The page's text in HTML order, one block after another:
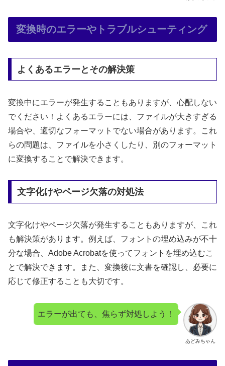
変換時のエラーやトラブルシューティング
よくあるエラーとその解決策
変換中にエラーが発生することもありますが、心配しない
でください！よくあるエラーには、ファイルが大きすぎる
場合や、適切なフォーマットでない場合があります。これ
らの問題は、ファイルを小さくしたり、別のフォーマット
に変換することで解決できます。
文字化けやページ欠落の対処法
文字化けやページ欠落が発生することもありますが、これ
も解決策があります。例えば、フォントの埋め込みが不十
分な場合、Adobe Acrobatを使ってフォントを埋め込むこ
とで解決できます。また、変換後に文書を確認し、必要に
応じて修正することも大切です。
あどみちゃん
エラーが出ても、焦らず対処しよう！